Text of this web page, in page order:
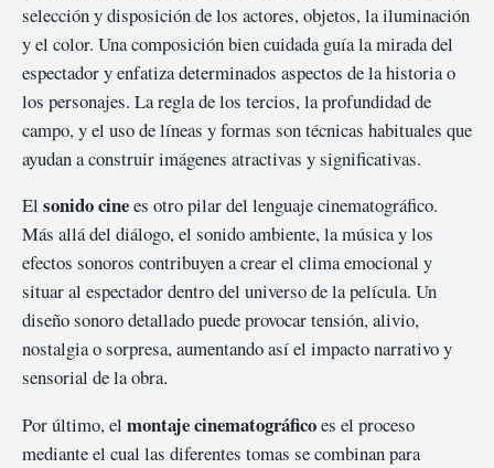
selección y disposición de los actores, objetos, la iluminación
y el color. Una composición bien cuidada guía la mirada del
espectador y enfatiza determinados aspectos de la historia o
los personajes. La regla de los tercios, la profundidad de
campo, y el uso de líneas y formas son técnicas habituales que
ayudan a construir imágenes atractivas y significativas.
El sonido cinees otro pilar del lenguaje cinematográfico.
Más allá del diálogo, el sonido ambiente, la música y los
efectos sonoros contribuyen a crear el clima emocional y
situar al espectador dentro del universo de la película. Un
diseño sonoro detallado puede provocar tensión, alivio,
nostalgia o sorpresa, aumentando así el impacto narrativo y
sensorial de la obra.
Por último, el montaje cinematográficoes el proceso
mediante el cual las diferentes tomas se combinan para